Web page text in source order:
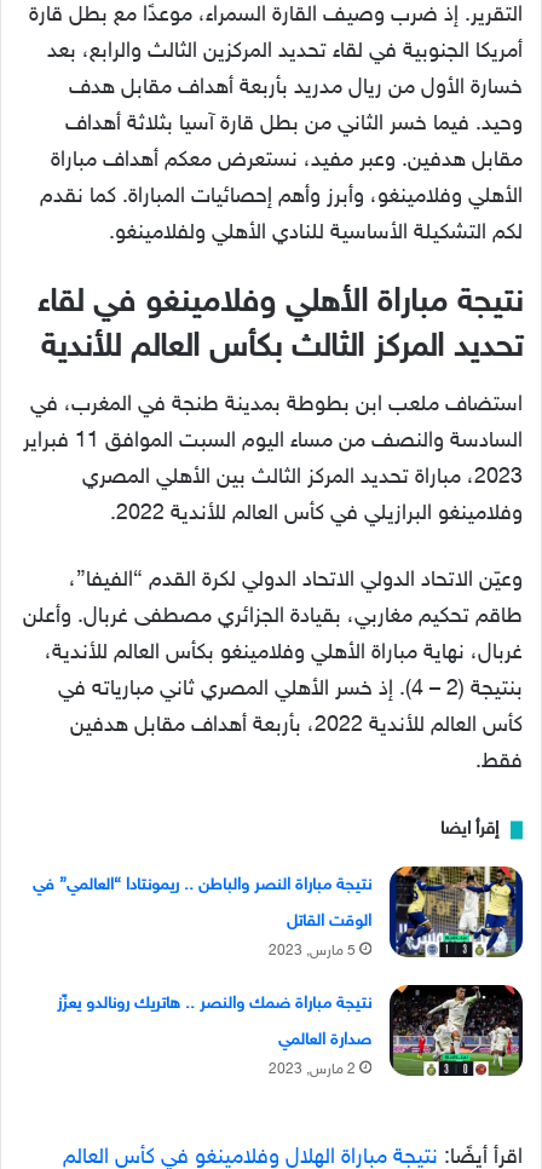
التقرير. إذ ضرب وصيف القارة السمراء، موعدًا مع بطل قارة
أمريكا الجنوبية في لقاء تحديد المركزين الثالث والرابع، بعد
خسارة الأول من ريال مدريد بأربعة أهداف مقابل هدف
وحيد. فيما خسر الثاني من بطل قارة آسيا بثلاثة أهداف
مقابل هدفين. وعبر مفيد، نستعرض معكم أهداف مباراة
الأهلي وفلامينغو، وأبرز وأهم إحصائيات المباراة. كما نقدم
لكم التشكيلة الأساسية للنادي الأهلي ولفلامينغو.
نتيجة مباراة الأهلي وفلامينغو في لقاء
تحديد المركز الثالث بكأس العالم للأندية
استضاف ملعب ابن بطوطة بمدينة طنجة في المغرب، في
السادسة والنصف من مساء اليوم السبت الموافق 11 فبراير
2023، مباراة تحديد المركز الثالث بين الأهلي المصري
وفلامينغو البرازيلي في كأس العالم للأندية 2022.
وعيّن الاتحاد الدولي الاتحاد الدولي لكرة القدم “الفيفا”،
طاقم تحكيم مغاربي، بقيادة الجزائري مصطفى غربال. وأعلن
غربال، نهاية مباراة الأهلي وفلامينغو بكأس العالم للأندية،
بنتيجة (2 – 4). إذ خسر الأهلي المصري ثاني مبارياته في
كأس العالم للأندية 2022، بأربعة أهداف مقابل هدفين
فقط.
إقرأ ايضا
نتيجة مباراة النصر والباطن .. ريمونتادا “العالمي” في
الوقت القاتل
5 مارس, 2023
نتيجة مباراة ضمك والنصر .. هاتريك رونالدو يعزّز
صدارة العالمي
2 مارس, 2023
اقرأ أيضًا: نتيجة مباراة الهلال وفلامينغو في كأس العالم